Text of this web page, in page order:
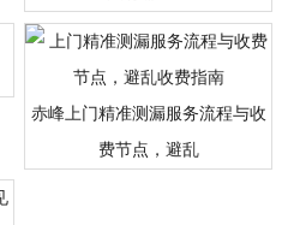
赤峰上门精准测漏服务流程与收
费节点，避乱